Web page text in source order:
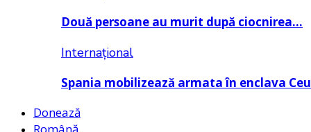
Două persoane au murit după ciocnirea…
Internațional
Spania mobilizează armata în enclava
Donează